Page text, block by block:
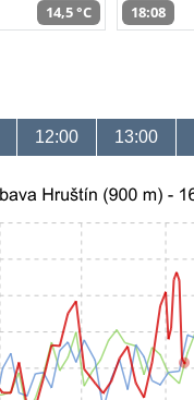
14,5 °C 18:08
12:00 13:00